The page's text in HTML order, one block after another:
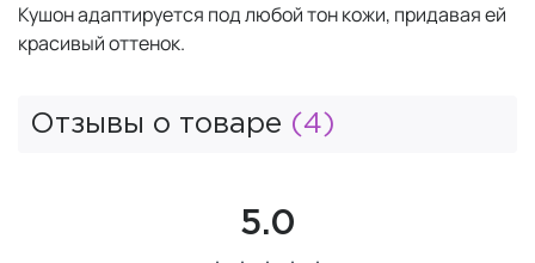
Кушон адаптируется под любой тон кожи, придавая ей
красивый оттенок.
Отзывы о товаре (4)
5.0